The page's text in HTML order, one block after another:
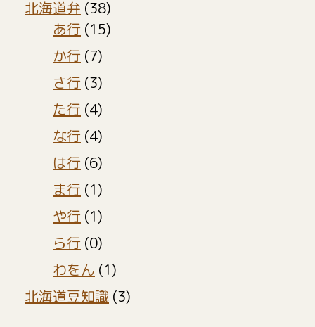
北海道弁 (38)
あ行 (15)
か行 (7)
さ行 (3)
た行 (4)
な行 (4)
は行 (6)
ま行 (1)
や行 (1)
ら行 (0)
わをん (1)
北海道豆知識 (3)